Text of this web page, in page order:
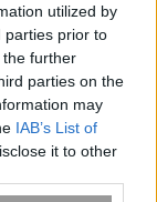
utilized by
parties prior to
further
parties on the
may
IAB’s List of
it to other